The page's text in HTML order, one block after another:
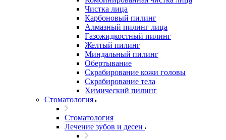
Чистка лица
Карбоновый пилинг
Алмазный пилинг лица
Газожидкостный пилинг
Желтый пилинг
Миндальный пилинг
Обертывание
Скрабирование кожи головы
Скрабирование тела
Химический пилинг
Стоматология
Стоматология
Лечение зубов и десен